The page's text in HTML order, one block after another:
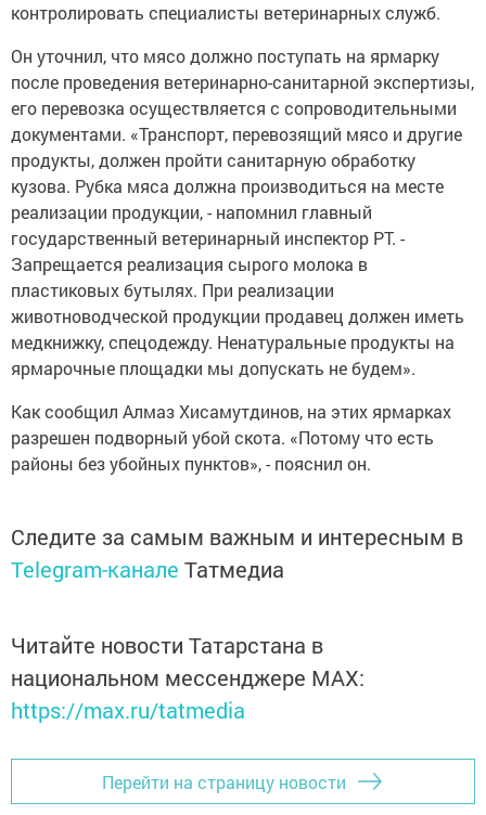
контролировать специалисты ветеринарных служб.
Он уточнил, что мясо должно поступать на ярмарку
после проведения ветеринарно-санитарной экспертизы,
его перевозка осуществляется с сопроводительными
документами. «Транспорт, перевозящий мясо и другие
продукты, должен пройти санитарную обработку
кузова. Рубка мяса должна производиться на месте
реализации продукции, - напомнил главный
государственный ветеринарный инспектор РТ. -
Запрещается реализация сырого молока в
пластиковых бутылях. При реализации
животноводческой продукции продавец должен иметь
медкнижку, спецодежду. Ненатуральные продукты на
ярмарочные площадки мы допускать не будем».
Как сообщил Алмаз Хисамутдинов, на этих ярмарках
разрешен подворный убой скота. «Потому что есть
районы без убойных пунктов», - пояснил он.
Следите за самым важным и интересным в
Telegram-канале Татмедиа
Читайте новости Татарстана в
национальном мессенджере MАХ:
https://max.ru/tatmedia
Перейти на страницу новости